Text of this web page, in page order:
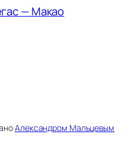
— Макао
Александром Мальцевым